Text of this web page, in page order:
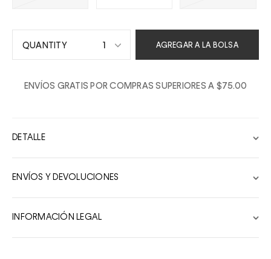
1
2
AGREGAR A LA BOLSA
ENVÍOS GRATIS POR COMPRAS SUPERIORES A $75.00
DETALLE
ENVÍOS Y DEVOLUCIONES
INFORMACIÓN LEGAL